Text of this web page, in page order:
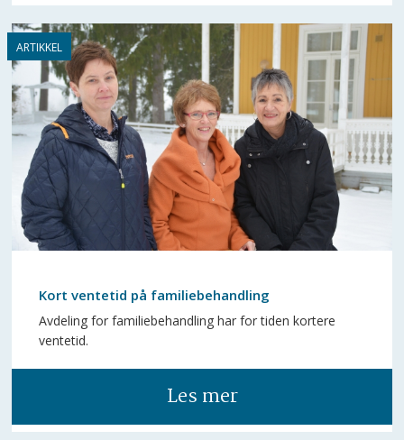
Kort ventetid på familiebehandling
Avdeling for familiebehandling har for tiden kortere
ventetid.
Les mer